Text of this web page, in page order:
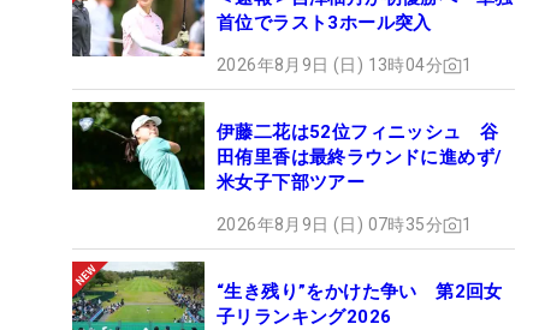
首位でラスト3ホール突入
2026年8月9日 (日) 13時04分 1
伊藤二花は52位フィニッシュ 谷
田侑里香は最終ラウンドに進めず/
米女子下部ツアー
2026年8月9日 (日) 07時35分 1
“生き残り”をかけた争い 第2回女
子リランキング2026